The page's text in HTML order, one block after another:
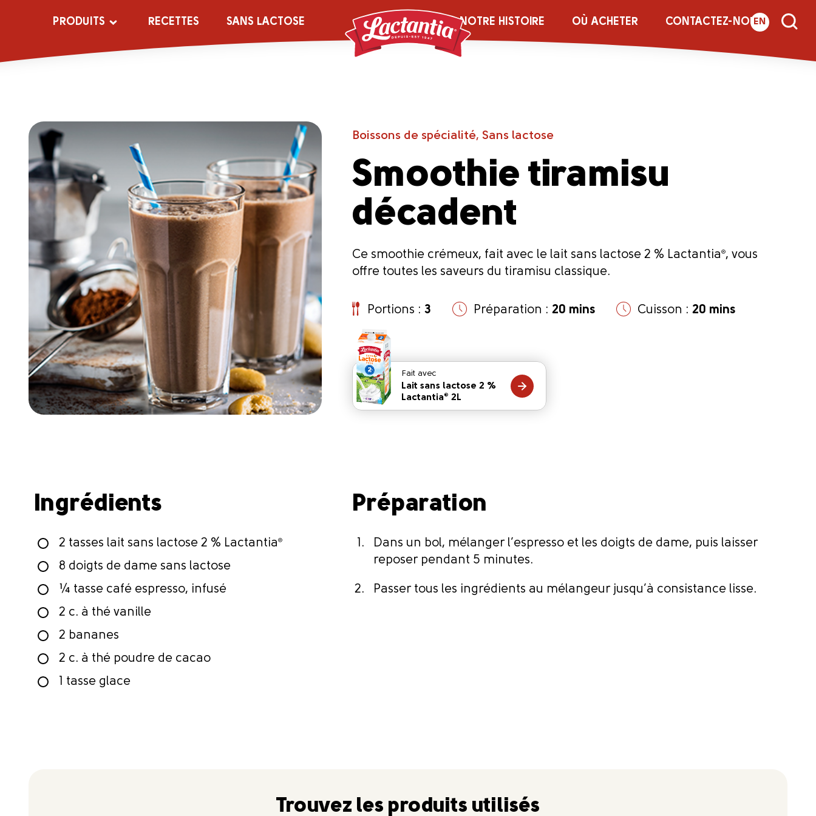
PRODUITS RECETTES SANS LACTOSE NOTRE HISTOIRE OÙ ACHETER CONTACTEZ-NOUS
EN
Boissons de spécialité,Sans lactose
Smoothie tiramisu
décadent
Ce smoothie crémeux, fait avec le lait sans lactose 2 % Lactantia®, vous
offre toutes les saveurs du tiramisu classique.
Portions :3 Préparation :20 mins Cuisson :20 mins
Fait avec
Lait sans lactose 2 %
Lactantia® 2L
Ingrédients
2 tasses lait sans lactose 2 % Lactantia®
8 doigts de dame sans lactose
¼ tasse café espresso, infusé
2 c. à thé vanille
2 bananes
2 c. à thé poudre de cacao
1 tasse glace
Préparation
Dans un bol, mélanger l’espresso et les doigts de dame, puis laisser
reposer pendant 5 minutes.
Passer tous les ingrédients au mélangeur jusqu’à consistance lisse.
Trouvez les produits utilisés